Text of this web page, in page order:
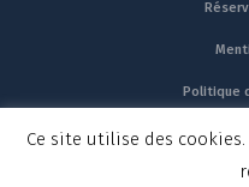
Politique
Ce site utilise des